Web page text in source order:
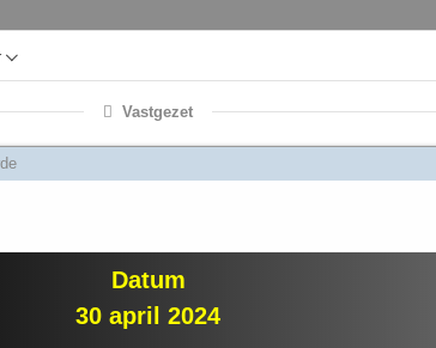
Vastgezet
Datum
30 april 2024